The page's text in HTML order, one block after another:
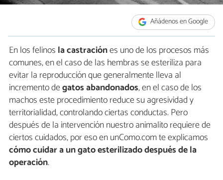
Añádenos en Google
En los felinos la castraciónes uno de los procesos más
comunes, en el caso de las hembras se esteriliza para
evitar la reproducción que generalmente lleva al
incremento degatos abandonados, en el caso de los
machos este procedimiento reduce su agresividad y
territorialidad, controlando ciertas conductas. Pero
después de la intervención nuestro animalito requiere de
ciertos cuidados, por eso en unComo.com te explicamos
cómo cuidar a un gato esterilizado después de la
operación.